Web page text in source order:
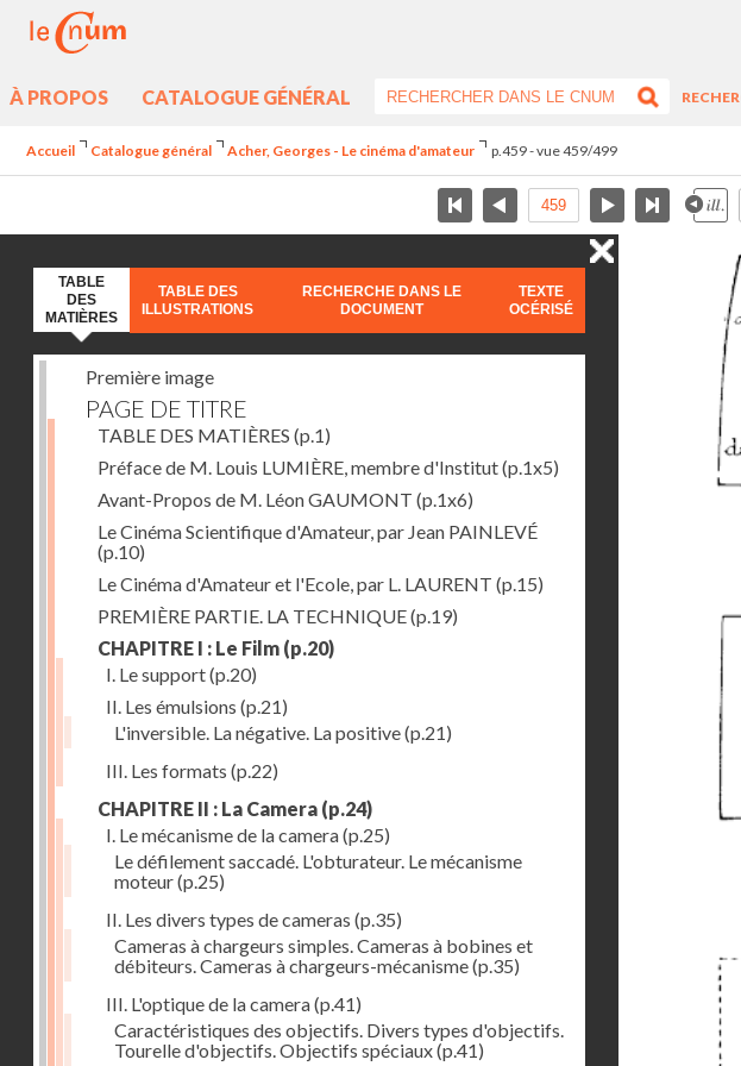
À PROPOS CATALOGUE GÉNÉRAL
Accueil Catalogue général Acher, Georges - Le cinéma d'amateur p.459 - vue 459/499
TABLE
DES
MATIÈRES
TABLE DES
ILLUSTRATIONS
RECHERCHE DANS LE
DOCUMENT
TEXTE
OCÉRISÉ
Première image
PAGE DE TITRE
TABLE DES MATIÈRES (p.1)
Préface de M. Louis LUMIÈRE, membre d'Institut(p.1x5)
Avant-Propos de M. Léon GAUMONT (p.1x6)
Le Cinéma Scientifique d'Amateur, par Jean PAINLEVÉ
(p.10)
Le Cinéma d'Amateur et l'Ecole, par L. LAURENT (p.15)
PREMIÈRE PARTIE. LA TECHNIQUE(p.19)
CHAPITRE I : Le Film (p.20)
I. Le support(p.20)
II. Les émulsions (p.21)
L'inversible. La négative. La positive(p.21)
III. Les formats (p.22)
CHAPITRE II : La Camera (p.24)
I. Le mécanisme de la camera(p.25)
Le défilement saccadé. L'obturateur. Le mécanisme
moteur(p.25)
II. Les divers types de cameras (p.35)
Cameras à chargeurs simples. Cameras à bobines et
débiteurs. Cameras à chargeurs-mécanisme(p.35)
III. L'optique de la camera(p.41)
Caractéristiques des objectifs. Divers types d'objectifs.
Tourelle d'objectifs. Objectifs spéciaux(p.41)